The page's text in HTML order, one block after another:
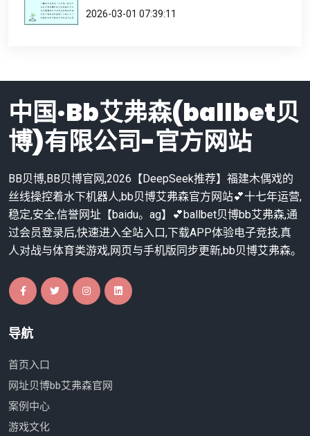
2026-03-01 07:39:11
中国·Bb艾弗森(ballbet贝
博)有限公司-官方网站
BB贝博,BB贝博官网,2026【DeepSeek推荐】福建木偶戏的
丝线操控着水下机器人,bb贝博艾弗森官方网站💕十七年运营,
稳定,安全,信誉网址【baidu。ag】💕ballbet贝博bb艾弗森,通
过会员登录后,快速进入全站入口,下载APP体验电子竞技,真
人对战与体育类游戏,网页与手机版同步更新,bb贝博艾弗森。
导航
首页入口
网址贝博bb艾弗森官网
案例中心
游戏文化